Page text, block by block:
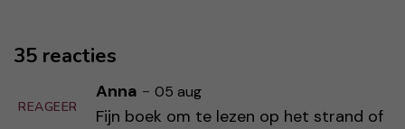
35 reacties
REAGEER
Anna - 05 aug
Fijn boek om te lezen op het strand of